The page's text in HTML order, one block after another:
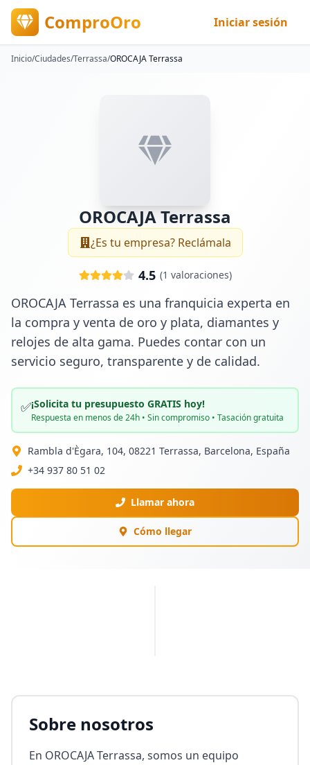
ComproOro Iniciar sesión
Inicio/Ciudades/Terrassa/OROCAJA Terrassa
OROCAJA Terrassa
¿Es tu empresa? Reclámala
4.5 (1 valoraciones)
OROCAJA Terrassa es una franquicia experta en
la compra y venta de oro y plata, diamantes y
relojes de alta gama. Puedes contar con un
servicio seguro, transparente y de calidad.
✅¡Solicita tu presupuesto GRATIS hoy!
Respuesta en menos de 24h • Sin compromiso • Tasación gratuita
Rambla d'Ègara, 104, 08221 Terrassa, Barcelona, España
+34 937 80 51 02
Llamar ahora
Cómo llegar
Sobre nosotros
En OROCAJA Terrassa, somos un equipo